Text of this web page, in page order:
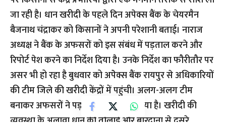
जा रही है। धान खरीदी के पहले दिन अपेक्स बैंक के चेयरमैन
बैजनाथ चंद्राकर को किसानों ने अपनी परेशानी बताई। नाराज
अध्यक्ष ने बैंक के अफसरों को इस संबंध में पड़ताल करने और
रिपोर्ट पेश करने का निर्देश दिया है। उनके निर्देश का फौरीतौर पर
असर भी हो रहा है बुधवार को अपेेक्स बैंक रायपुर से अधिकारियों
की टीम जिले की खरीदी केंद्रों में पहुंची। अलग-अलग टीम
बनाकर अफसरों ने पड़ताल करना शुरू किया है। खरीदी की
व्यवस्था के अलावा धान की तौलाई और बारदाना से दूसरे